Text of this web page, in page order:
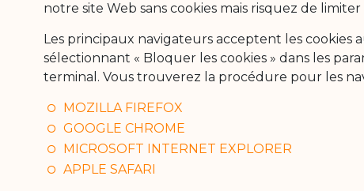
notre site Web sans cookies mais risquez de
Les principaux navigateurs acceptent les
sélectionnant « Bloquer les cookies » dans les
terminal. Vous trouverez la procédure pour les
MOZILLA FIREFOX
GOOGLE CHROME
MICROSOFT INTERNET EXPLORER
APPLE SAFARI